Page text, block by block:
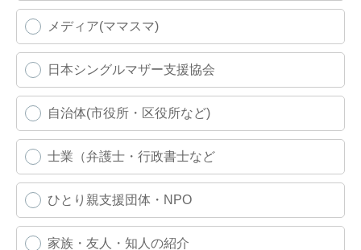
メディア(ママスマ)
日本シングルマザー支援協会
自治体(市役所・区役所など)
士業（弁護士・行政書士など
ひとり親支援団体・NPO
家族・友人・知人の紹介